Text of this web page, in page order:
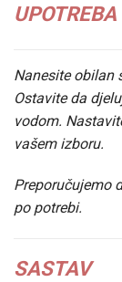
UPOTREBA
Nanesite obilan
Ostavite da
vodom.
vašem izboru.
Preporučujemo
po potrebi.
SASTAV